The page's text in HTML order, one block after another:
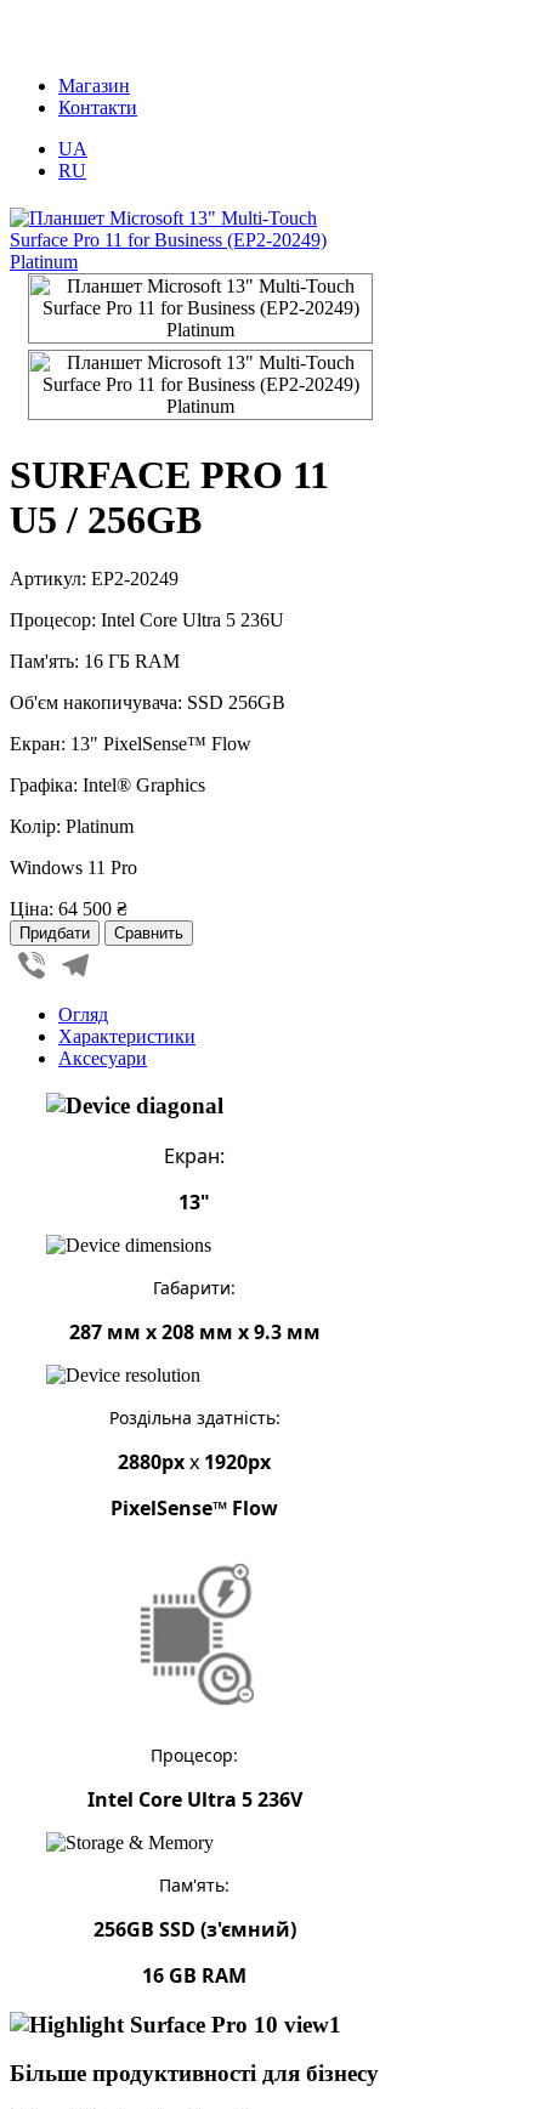
Магазин
Контакти
UA
RU
SURFACE PRO 11
U5 / 256GB
Артикул: EP2-20249
Процесор: Intel Core Ultra 5 236U
Пам'ять: 16 ГБ RAM
Об'єм накопичувача: SSD 256GB
Екран: 13" PixelSense™ Flow
Графіка: Intel® Graphics
Колір: Platinum
Windows 11 Pro
Ціна: 64 500 ₴
Viber
Огляд
Характеристики
Аксесуари
Екран:
13"
Габарити:
287 мм x 208 мм x 9.3 мм
Роздільна здатність:
2880pxx 1920px
PixelSense™ Flow
Процесор:
Intel Core Ultra 5 236V
Пам'ять:
256GB SSD (з'ємний)
16 GB RAM
Більше продуктивності для бізнесу